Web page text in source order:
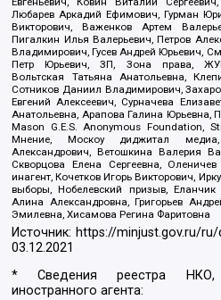
Любарев Аркадий Ефимович, Гурман
Викторович, Важенков Артем
Пигалкин Илья Валерьевич, Петров
Владимирович, Гусев Андрей Юрьевич,
Петр Юрьевич, ЗП, Зона права,
Вольтская Татьяна Анатольевна,
Сотников Даниил Владимирович,
Евгений Алексеевич, Сурначева
Анатольевна, Арапова Галина
Mason G.E.S. Anonymous Foundation,
Мнение, Москоу диджитал
Александрович, Ветошкина Валерия
Скворцова Елена Сергеевна,
инагент, Кочетков Игорь Викторович,
выборы, Нобелевский призыв, Еланчик
Алина Александровна, Григорьев
Эмилевна, Хисамова Регина Фаритовна
Источник: https://minjust.gov.ru/
03.12.2021
* Сведения реестра НКО,
иностранного агента: